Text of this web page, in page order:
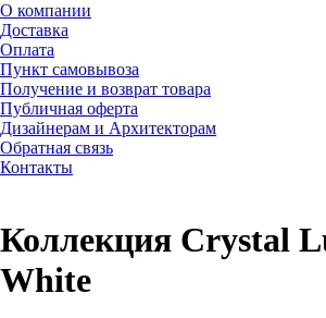
О компании
Доставка
Оплата
Пункт самовывоза
Получение и возврат товара
Публичная оферта
Дизайнерам и Архитекторам
Обратная связь
Контакты
Коллекция Crystal
White